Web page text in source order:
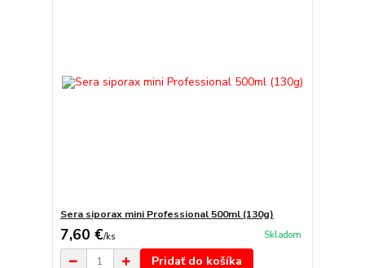
Sera siporax mini Professional 500ml (130g)
7,60 €/ks Skladom
Pridať do košíka